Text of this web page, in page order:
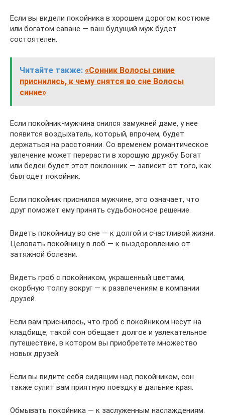
Если вы видели покойника в хорошем дорогом костюме
или богатом саване — ваш будущий муж будет
состоятелен.
Читайте также: «Сонник Волосы синие
приснились, к чему снятся во сне Волосы
синие»
Если покойник-мужчина снился замужней даме, у нее
появится воздыхатель, который, впрочем, будет
держаться на расстоянии. Со временем романтическое
увлечение может перерасти в хорошую дружбу. Богат
или беден будет этот поклонник — зависит от того, как
был одет покойник.
Если покойник приснился мужчине, это означает, что
друг поможет ему принять судьбоносное решение.
Видеть покойницу во сне — к долгой и счастливой жизни.
Целовать покойницу в лоб — к выздоровлению от
затяжной болезни.
Видеть гроб с покойником, украшенный цветами,
скорбную толпу вокруг — к развлечениям в компании
друзей.
Если вам приснилось, что гроб с покойником несут на
кладбище, такой сон обещает долгое и увлекательное
путешествие, в котором вы приобретете множество
новых друзей.
Если вы видите себя сидящим над покойником, сон
также сулит вам приятную поездку в дальние края.
Обмывать покойника — к заслуженным наслаждениям.